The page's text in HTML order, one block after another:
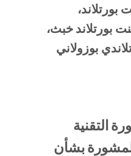
بورتلاند خبث،
بوزولاني
التقنية
بشأن